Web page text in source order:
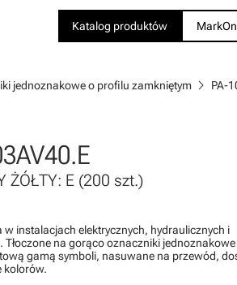
Katalog produktów
jednoznakowe o profilu zamkniętym chevron_right PA-
ŻÓŁTY: E (200 szt.)
w instalacjach elektrycznych, hydraulicznych i
Tłoczone na gorąco oznaczniki
gamą symboli, nasuwane na przewód,
kolorów.